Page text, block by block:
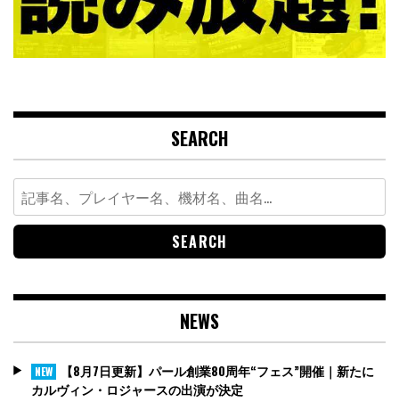
SEARCH
Search
for:
NEWS
NEW
【8月7日更新】パール創業80周年“フェス”開催｜新たに
カルヴィン・ロジャースの出演が決定